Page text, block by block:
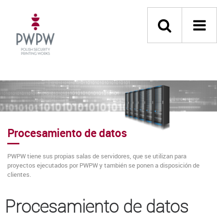
Procesamiento de datos
PWPW tiene sus propias salas de servidores, que se utilizan para
proyectos ejecutados por PWPW y también se ponen a disposición de
clientes.
Procesamiento de datos